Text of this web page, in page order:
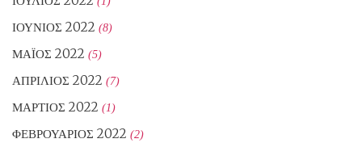
ΙΟΎΝΙΟΣ 2022 (8)
ΜΆΙΟΣ 2022 (5)
ΑΠΡΊΛΙΟΣ 2022 (7)
ΜΆΡΤΙΟΣ 2022 (1)
ΦΕΒΡΟΥΆΡΙΟΣ 2022 (2)